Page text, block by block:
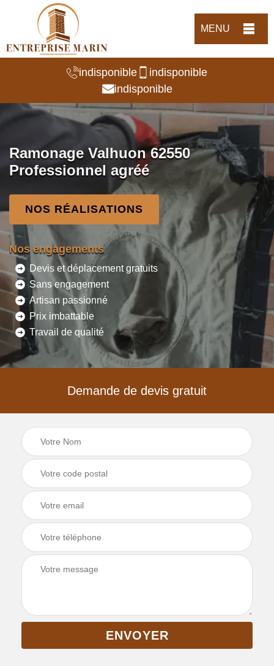
MENU
indisponible
indisponible
indisponible
Ramonage Valhuon 62550
Professionnel agréé
NOS RÉALISATIONS
Nos engagements
Devis et déplacement gratuits
Sans engagement
Artisan passionné
Prix imbattable
Travail de qualité
Demande de devis gratuit